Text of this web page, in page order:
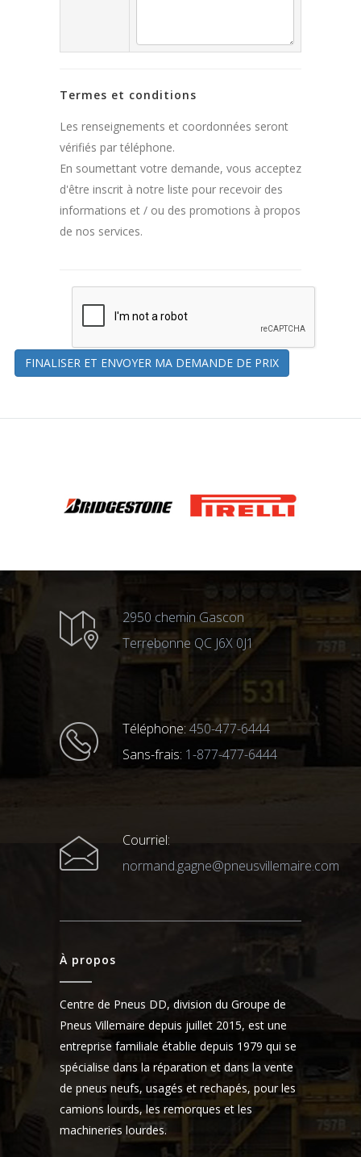
Termes et conditions
Les renseignements et coordonnées seront
vérifiés par téléphone.
En soumettant votre demande, vous acceptez
d'être inscrit à notre liste pour recevoir des
informations et / ou des promotions à propos
de nos services.
FINALISER ET ENVOYER MA DEMANDE DE PRIX
2950 chemin Gascon
Terrebonne QC J6X 0J1
Téléphone: 450-477-6444
Sans-frais: 1-877-477-6444
Courriel:
normand.gagne@pneusvillemaire.com
À propos
Centre de Pneus DD, division du Groupe de
Pneus Villemaire depuis juillet 2015, est une
entreprise familiale établie depuis 1979 qui se
spécialise dans la réparation et dans la vente
de pneus neufs, usagés et rechapés, pour les
camions lourds, les remorques et les
machineries lourdes.